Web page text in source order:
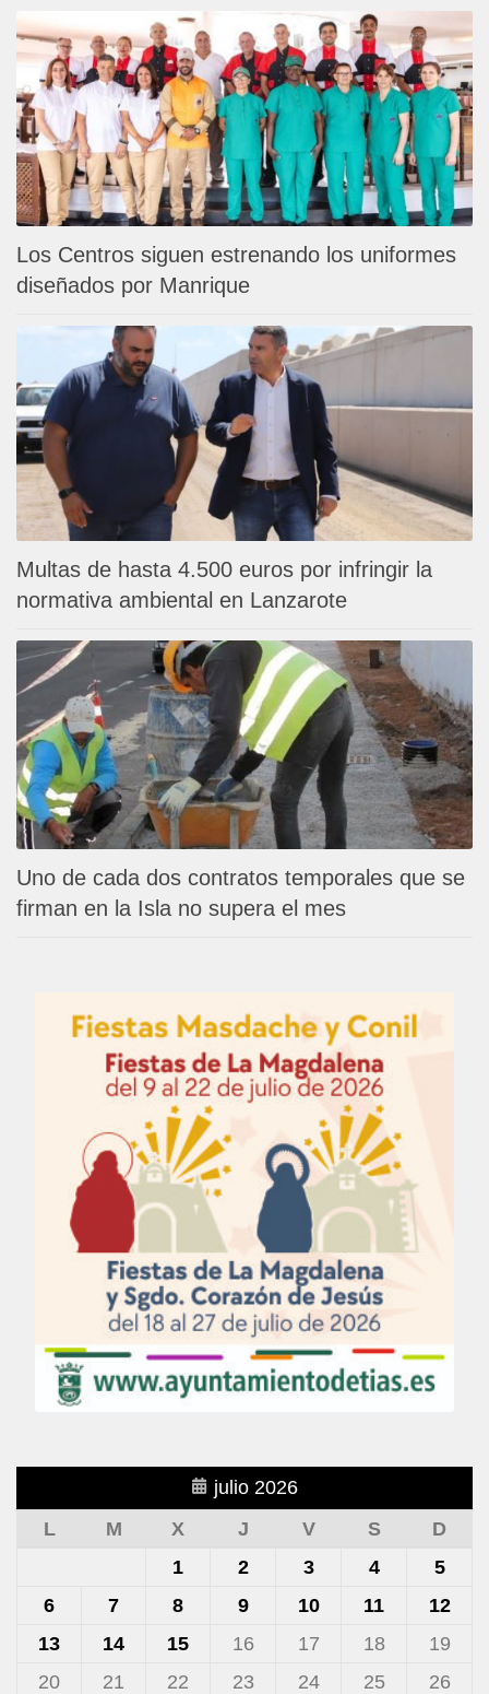
Los Centros siguen estrenando los uniformes
diseñados por Manrique
Multas de hasta 4.500 euros por infringir la
normativa ambiental en Lanzarote
Uno de cada dos contratos temporales que se
firman en la Isla no supera el mes
julio 2026
L
M X J V S
D
1
2 3 4
5
6
7 8 9 10 11
12
13
14 15 16 17 18
19
20
21 22 23 24 25
26